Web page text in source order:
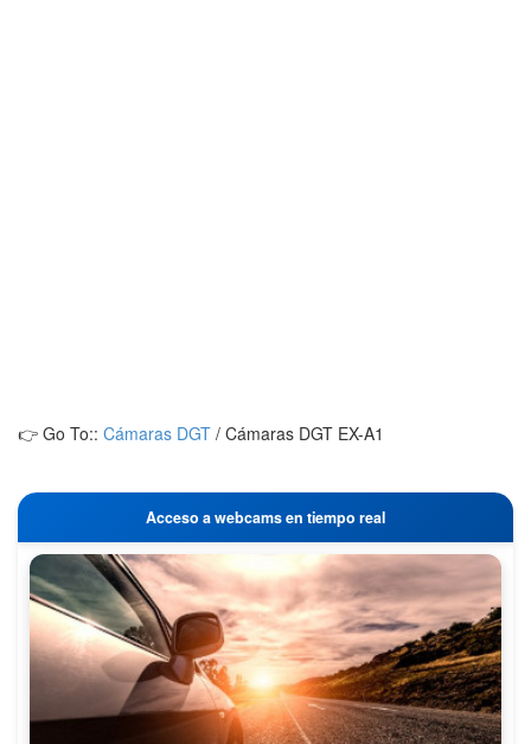
👉 Go To:: Cámaras DGT / Cámaras DGT EX-A1
Acceso a webcams en tiempo real